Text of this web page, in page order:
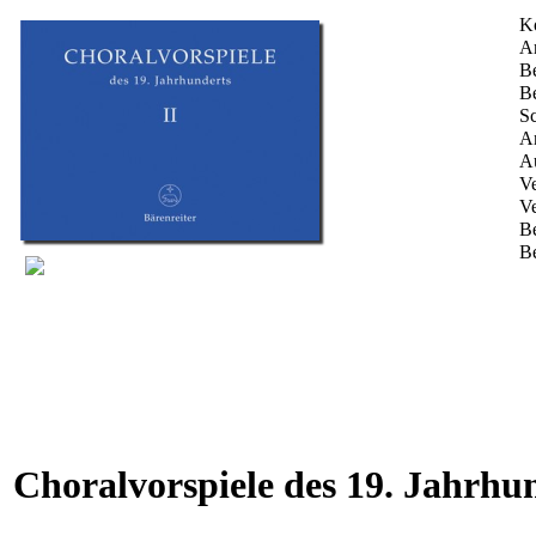
Choralvorspiele des 19.